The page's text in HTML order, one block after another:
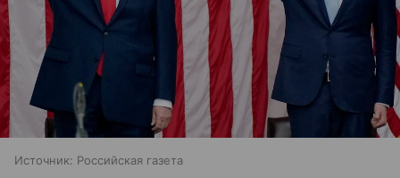
Источник: Российская газета